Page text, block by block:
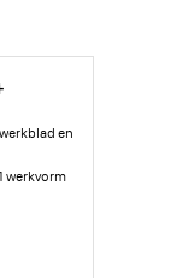
en
werkvorm